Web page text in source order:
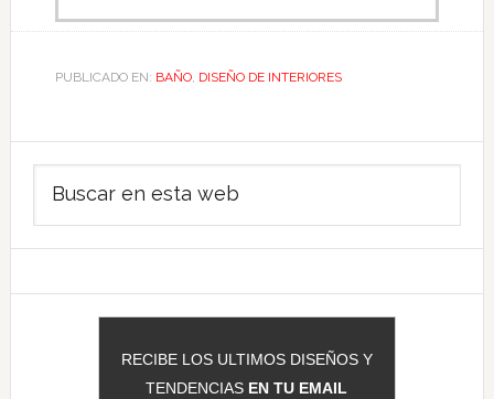
PUBLICADO EN: BAÑO, DISEÑO DE INTERIORES
Barra
lateral
principal
RECIBE LOS ULTIMOS DISEÑOS Y
TENDENCIAS EN TU EMAIL